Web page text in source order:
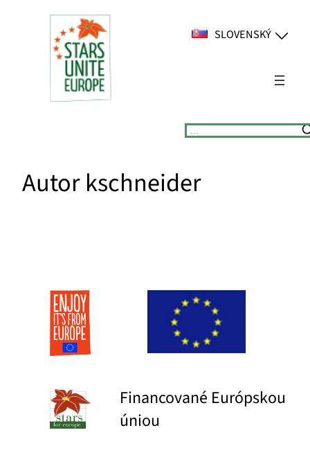
SLOVENSKÝ
Suchen
Autorkschneider
Financované Európskou
úniou